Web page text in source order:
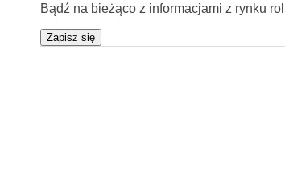
Bądź na bieżąco z informacjami z rynku
Zapisz się